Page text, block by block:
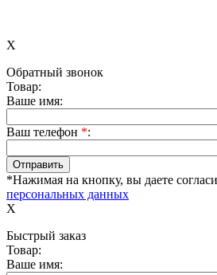
X
Обратный звонок
Товар:
Ваше имя:
Ваш телефон *:
*Нажимая на кнопку, вы даете
персональных данных
X
Быстрый заказ
Товар:
Ваше имя: